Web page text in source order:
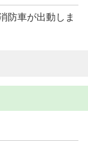
防車が出動しま